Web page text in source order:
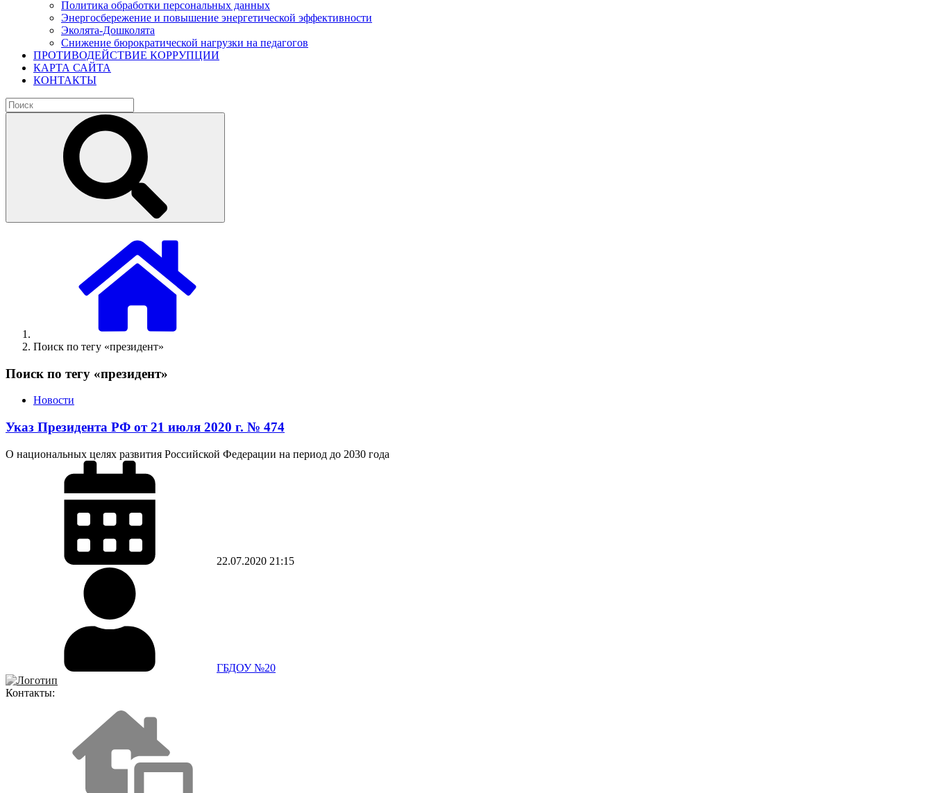
Политика обработки персональных данных
Энергосбережение и повышение энергетической эффективности
Эколята-Дошколята
Снижение бюрократической нагрузки на педагогов
ПРОТИВОДЕЙСТВИЕ КОРРУПЦИИ
КАРТА САЙТА
КОНТАКТЫ
Поиск по тегу «президент»
Поиск по тегу «президент»
Новости
Указ Президента РФ от 21 июля 2020 г. № 474
О национальных целях развития Российской Федерации на период до 2030 года
22.07.2020 21:15
ГБДОУ №20
Контакты: